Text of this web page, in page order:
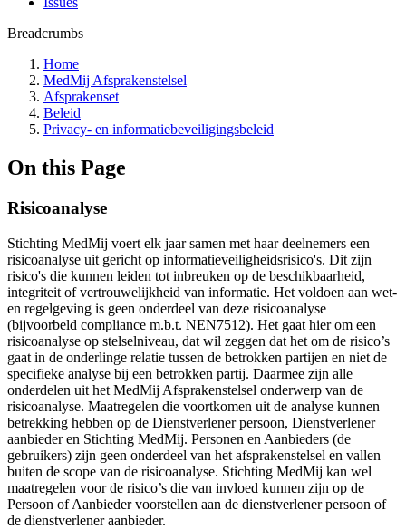
Breadcrumbs
Home
MedMij Afsprakenstelsel
Afsprakenset
Beleid
Privacy- en informatiebeveiligingsbeleid
On this Page
Risicoanalyse
Stichting MedMij voert elk jaar samen met haar deelnemers een
risicoanalyse uit gericht op informatieveiligheidsrisico's. Dit zijn
risico's die kunnen leiden tot inbreuken op de beschikbaarheid,
integriteit of vertrouwelijkheid van informatie. Het voldoen aan wet-
en regelgeving is geen onderdeel van deze risicoanalyse
(bijvoorbeld compliance m.b.t. NEN7512). Het gaat hier om een
risicoanalyse op stelselniveau, dat wil zeggen dat het om de risico’s
gaat in de onderlinge relatie tussen de betrokken partijen en niet de
specifieke analyse bij een betrokken partij. Daarmee zijn alle
onderdelen uit het MedMij Afsprakenstelsel onderwerp van de
risicoanalyse. Maatregelen die voortkomen uit de analyse kunnen
betrekking hebben op de Dienstverlener persoon, Dienstverlener
aanbieder en Stichting MedMij. Personen en Aanbieders (de
gebruikers) zijn geen onderdeel van het afsprakenstelsel en vallen
buiten de scope van de risicoanalyse. Stichting MedMij kan wel
maatregelen voor de risico’s die van invloed kunnen zijn op de
Persoon of Aanbieder voorstellen aan de dienstverlener persoon of
de dienstverlener aanbieder.